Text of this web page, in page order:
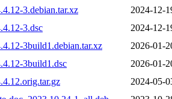
3.debian.tar.xz
2024-12-
3.dsc
2024-12-
3build1.debian.tar.xz
2026-01-
3build1.dsc
2026-01-
2024-05-